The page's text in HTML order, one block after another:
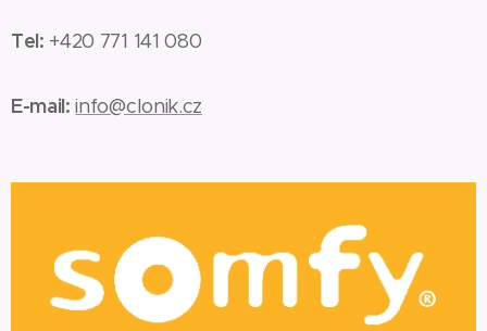
Tel: +420 771 141 080
E-mail:info@clonik.cz